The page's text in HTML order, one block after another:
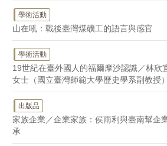
學術活動
山在吼：戰後臺灣煤礦工的語言與感官
學術活動
19世紀在臺外國人的福爾摩沙認識／林欣
女士（國立臺灣師範大學歷史學系副教授）
出版品
家族企業／企業家族：侯雨利與臺南幫企
承